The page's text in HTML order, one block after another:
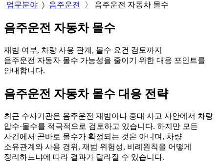
업무분야 〉 음주운전 〉 음주운전 자동차 몰수
음주운전 자동차 몰수
재범 여부, 차량 사용 관계, 몰수 요건 검토까지
음주운전 자동차 몰수 가능성을 줄이기 위한 대응 포인트를
안내합니다.
음주운전 자동차 몰수 대응 전략
최근 수사기관은 음주운전 재범이나 중대 사고 사안에서 차량
압수·몰수를 적극적으로 검토하고 있습니다. 하지만 모든
사건에서 곧바로 몰수가 확정되는 것은 아니며, 차량
소유관계와 사용 경위, 재범 위험성, 비례원칙을 어떻게
정리하느냐에 따라 결과가 달라질 수 있습니다.